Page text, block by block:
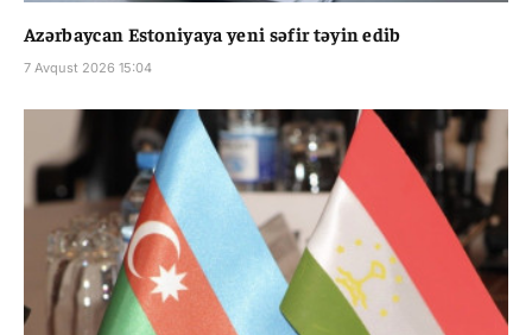
Azərbaycan Estoniyaya yeni səfir təyin edib
7 Avqust 2026 15:04